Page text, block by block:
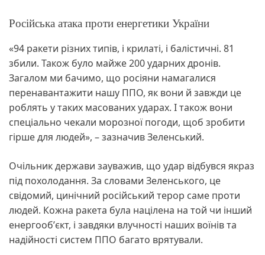
Російська атака проти енергетики України
«94 ракети різних типів, і крилаті, і балістичні. 81
збили. Також було майже 200 ударних дронів.
Загалом ми бачимо, що росіяни намагалися
перенавантажити нашу ППО, як вони й завжди це
роблять у таких масованих ударах. І також вони
спеціально чекали морозної погоди, щоб зробити
гірше для людей», – зазначив Зеленський.
Очільник держави зауважив, що удар відбувся якраз
під похолодання. За словами Зеленського, це
свідомий, цинічний російський терор саме проти
людей. Кожна ракета була націлена на той чи інший
енергообʼєкт, і завдяки влучності наших воїнів та
надійності систем ППО багато врятували.